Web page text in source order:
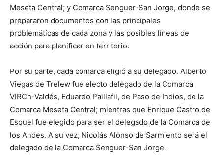
Meseta Central; y Comarca Senguer-San Jorge, donde se
prepararon documentos con las principales
problemáticas de cada zona y las posibles líneas de
acción para planificar en territorio.
Por su parte, cada comarca eligió a su delegado. Alberto
Viegas de Trelew fue electo delegado de la Comarca
VIRCh-Valdés, Eduardo Paillafil, de Paso de Indios, de la
Comarca Meseta Central; mientras que Enrique Castro de
Esquel fue elegido para ser el delegado de la Comarca de
los Andes. A su vez, Nicolás Alonso de Sarmiento será el
delegado de la Comarca Senguer-San Jorge.